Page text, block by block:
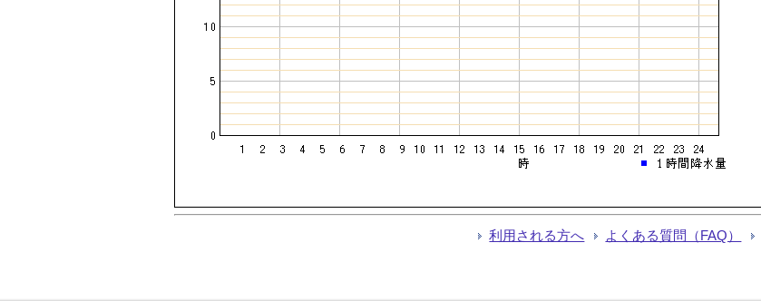
利用される方へ よくある質問（FAQ）